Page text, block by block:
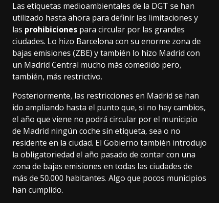
Las etiquetas medioambientales de la DGT se han
utilizado hasta ahora para definir las limitaciones y
las prohibiciones para circular por las grandes
ciudades. Lo hizo Barcelona con su enorme zona de
bajas emisiones (ZBE) y también lo hizo Madrid con
un Madrid Central mucho más comedido pero,
también, más restrictivo.
Posteriormente, las restricciones en Madrid se han
ido ampliando hasta el punto que, si no hay cambios,
el año que viene no podrá circular por el municipio
de Madrid ningún coche sin etiqueta, sea o no
residente en la ciudad. El Gobierno también introdujo
la obligatoriedad el año pasado de contar con una
zona de bajas emisiones en todas las ciudades de
más de 50.000 habitantes. Algo que pocos municipios
han cumplido.